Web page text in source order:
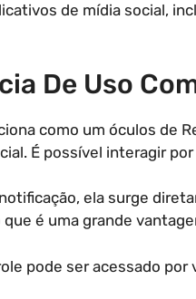
de mídia social,
De Uso
como um óculos de
É possível interagir
ela surge
que é uma grande
pode ser acessado